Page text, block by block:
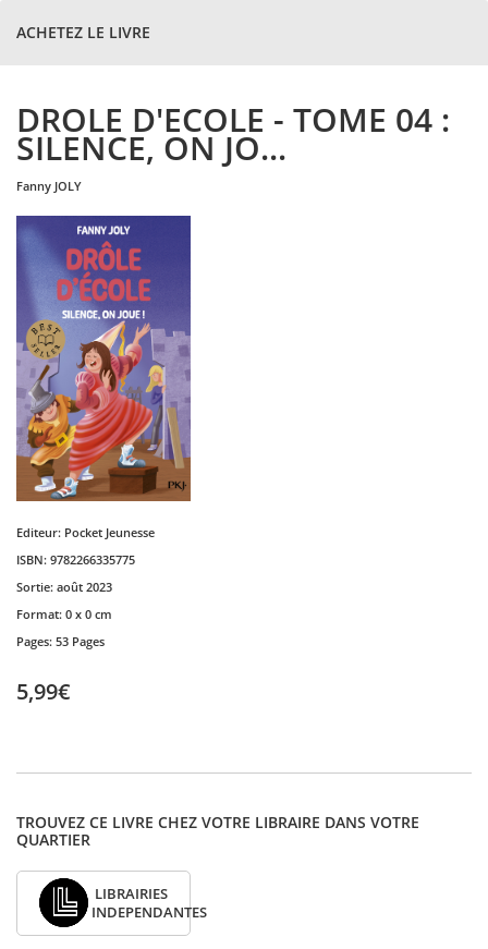
ACHETEZ LE LIVRE
DROLE D'ECOLE - TOME 04 :
SILENCE, ON JO...
fanny JOLY
Editeur: Pocket Jeunesse
ISBN: 9782266335775
Sortie: août 2023
Format: 0 x 0 cm
Pages: 53 Pages
5,99€
TROUVEZ CE LIVRE CHEZ VOTRE LIBRAIRE DANS VOTRE
QUARTIER
LIBRAIRIES
INDEPENDANTES